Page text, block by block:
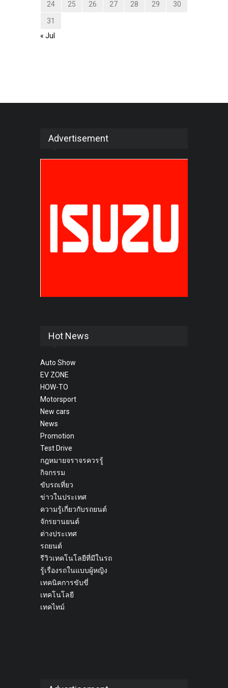
24 25 26 27 28 29 30
31
« Jul
Advertisement
Hot News
Auto Show
EV ZONE
HOW-TO
Motorsport
New cars
News
Promotion
Test Drive
กฎหมายจราจรควรรู้
กิจกรรม
ขับรถเที่ยว
ข่าวในประเทศ
ความรู้เกี่ยวกับรถยนต์
จักรยานยนต์
ต่างประเทศ
รถยนต์
รีวิวเทคโนโลยีที่มีในรถ
รู้เรื่องรถในแบบผู้หญิง
เทคนิคการขับขี่
เทคโนโลยี
เทคไทม์